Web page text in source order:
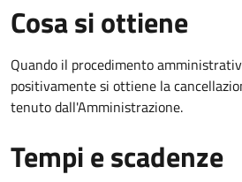
Cosa si ottiene
Quando il procedimento
positivamente si ottiene la
tenuto dall'Amministrazione.
Tempi e scadenze